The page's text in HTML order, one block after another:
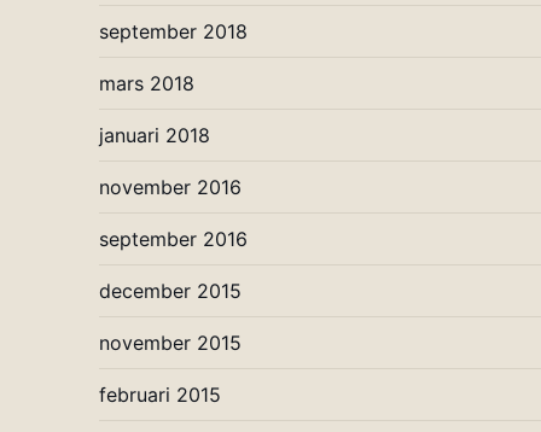
september 2018
mars 2018
januari 2018
november 2016
september 2016
december 2015
november 2015
februari 2015